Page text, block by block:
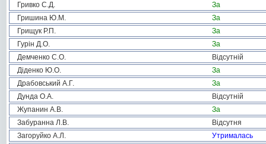
Гривко С.Д.
За
Гришина Ю.М.
За
Грищук Р.П.
За
Гурін Д.О.
За
Демченко С.О.
Відсутній
Діденко Ю.О.
За
Драбовський А.Г.
За
Дунда О.А.
Відсутній
Жупанин А.В.
За
Забуранна Л.В.
Відсутня
Загоруйко А.Л.
Утрималась